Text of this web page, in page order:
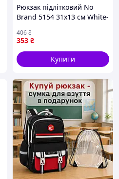
Рюкзак підлітковий No
Brand 5154 31х13 см White-
2026
353 ₴
406₴
Купити